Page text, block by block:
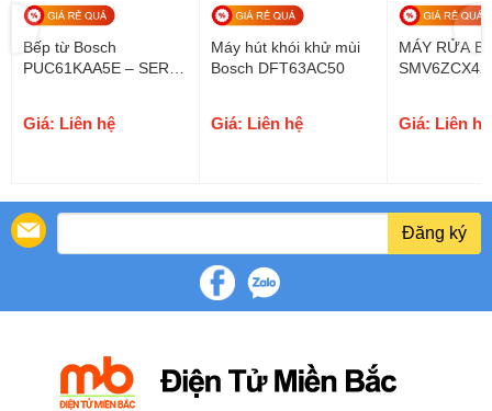
Bếp từ Bosch
PUC61KAA5E – SERI 4
Giá: Liên hệ
Máy hút khói khử mùi
Bosch DFT63AC50
Giá: Liên hệ
MÁY RỬA
Giá: Liên hệ
Đăng ký